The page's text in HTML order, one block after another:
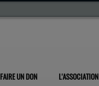
FAIRE UN DON L'ASSOCIATION